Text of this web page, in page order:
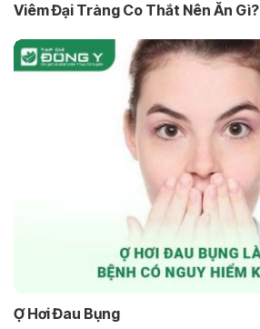
Viêm Đại Tràng Co Thắt Nên Ăn Gì?
Ợ Hơi Đau Bụng